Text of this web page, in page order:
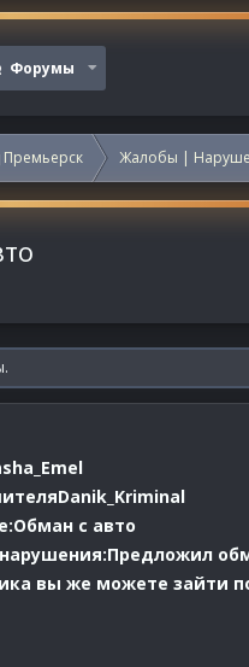
Форумы
Премьерск Жалобы |
с авто
Предложил
вы же можете зайти